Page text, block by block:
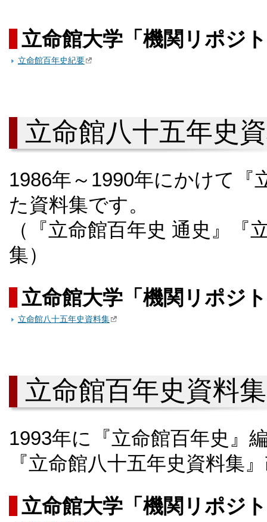
立命館大学「機関リポジ
立命館百年史紀要
立命館八十五年史
1986年～1990年にかけて『
た資料集です。
（『立命館百年史 通史』『
集）
立命館大学「機関リポジ
立命館八十五年史資料集
立命館百年史資料
1993年に『立命館百年史』
『立命館八十五年史資料集
立命館大学「機関リポジ